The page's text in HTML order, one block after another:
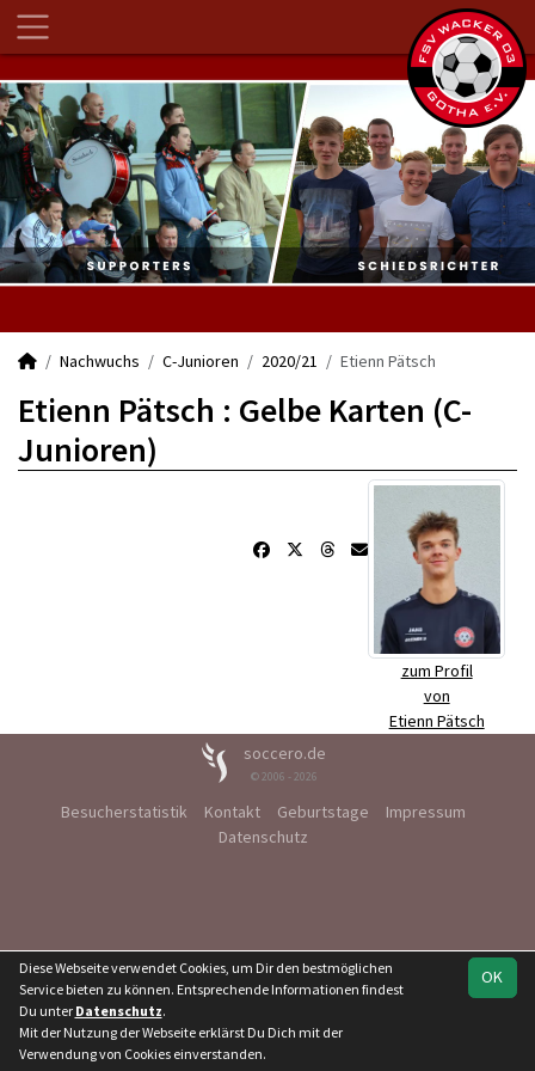
Nachwuchs C-Junioren 2020/21 Etienn Pätsch
Etienn Pätsch : Gelbe Karten (C-
Junioren)
zum Profil
von
Etienn Pätsch
soccero.de
© 2006 - 2026
Besucherstatistik Kontakt Geburtstage
Impressum
Datenschutz
OK
Diese Webseite verwendet Cookies, um Dir den bestmöglichen
Service bieten zu können. Entsprechende Informationen findest
Du unter Datenschutz.
Mit der Nutzung der Webseite erklärst Du Dich mit der
Verwendung von Cookies einverstanden.